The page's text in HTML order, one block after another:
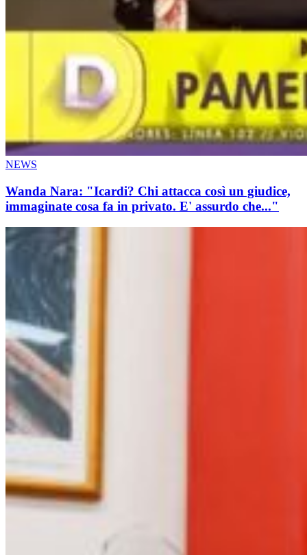
NEWS
Wanda Nara: "Icardi? Chi attacca così un giudice,
immaginate cosa fa in privato. E' assurdo che..."